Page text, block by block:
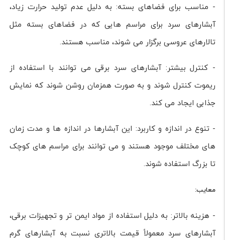
- مناسب برای فضاهای بسته: به دلیل عدم تولید حرارت زیاد،
آبشارهای سرد برای مراسم هایی که در فضاهای بسته مثل
تالارهای عروسی برگزار می شوند، مناسب هستند.
- کنترل بیشتر: آبشارهای سرد برقی می توانند با استفاده از
ریموت کنترل شوند و به صورت همزمان روشن شوند که نمایش
جذابی ایجاد می کند.
- تنوع در اندازه و کاربرد: این آبشارها در اندازه ها و مدت زمان
های مختلف موجود هستند و می توانند برای مراسم های کوچک
تا بزرگ استفاده شوند.
معایب:
- هزینه بالاتر: به دلیل استفاده از مواد ایمن تر و تجهیزات برقی،
آبشارهای سرد معمولاً قیمت بالاتری نسبت به آبشارهای گرم